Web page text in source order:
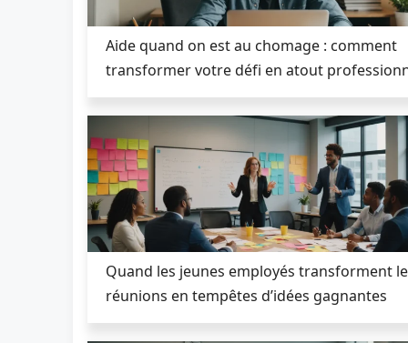
Aide quand on est au chomage : comment
transformer votre défi en atout
Quand les jeunes employés transforment
réunions en tempêtes d’idées gagnantes